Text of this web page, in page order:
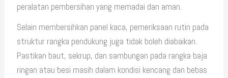
peralatan pembersihan yang memadai dan aman.
Selain membersihkan panel kaca, pemeriksaan rutin pada
struktur rangka pendukung juga tidak boleh diabaikan.
Pastikan baut, sekrup, dan sambungan pada rangka baja
ringan atau besi masih dalam kondisi kencang dan bebas